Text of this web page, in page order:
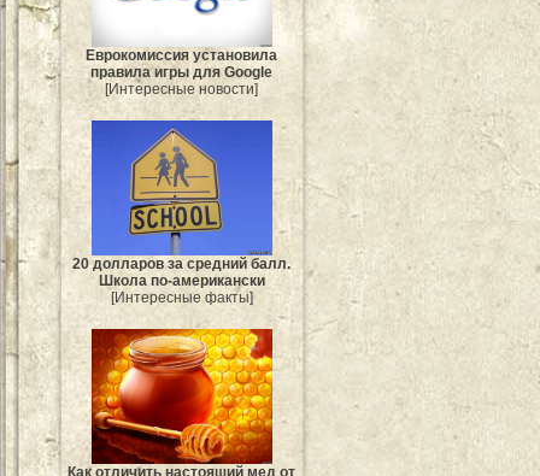
Еврокомиссия установила
правила игры для Google
[Интересные новости]
20 долларов за средний балл.
Школа по-американски
[Интересные факты]